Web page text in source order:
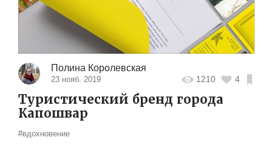
Полина Королевская
23 нояб. 2019 1210 4
Туристический бренд города
Капошвар
#вдохновение